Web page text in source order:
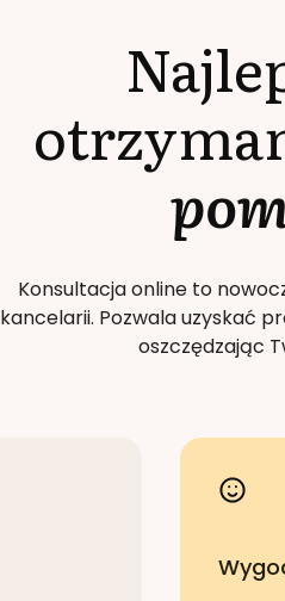
Konsultacja online to
kancelarii. Pozwala uzyskać
oszczędzając